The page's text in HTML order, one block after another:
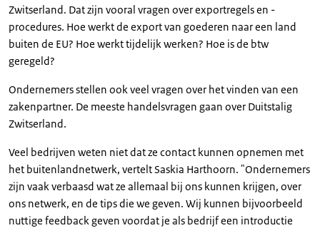
Zwitserland. Dat zijn vooral vragen over exportregels en -
procedures. Hoe werkt de export van goederen naar een land
buiten de EU? Hoe werkt tijdelijk werken? Hoe is de btw
geregeld?
Ondernemers stellen ook veel vragen over het vinden van een
zakenpartner. De meeste handelsvragen gaan over Duitstalig
Zwitserland.
Veel bedrijven weten niet dat ze contact kunnen opnemen met
het buitenlandnetwerk, vertelt Saskia Harthoorn. "Ondernemers
zijn vaak verbaasd wat ze allemaal bij ons kunnen krijgen, over
ons netwerk, en de tips die we geven. Wij kunnen bijvoorbeeld
nuttige feedback geven voordat je als bedrijf een introductie